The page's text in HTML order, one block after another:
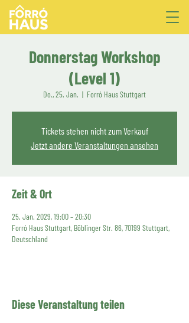
Donnerstag Workshop
(Level 1)
Do., 25. Jan.
  |
Forró Haus Stuttgart
Tickets stehen nicht zum Verkauf
Jetzt andere Veranstaltungen ansehen
Zeit & Ort
25. Jan. 2029, 19:00 – 20:30
Forró Haus Stuttgart, Böblinger Str. 86, 70199 Stuttgart,
Deutschland
Diese Veranstaltung teilen